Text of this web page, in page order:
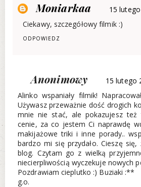
Moniarkaa
15
Ciekawy, szczegółowy filmik :)
ODPOWIEDZ
Anonimowy
15 lutego
Alinko wspaniały filmik!
Używasz przeważnie dość drogich
mnie nie stać, ale pokazujesz też
cenie, za co jestem Ci naprawdę
makijażowe triki i inne porady..
bardzo mi się przydało. Cieszę
blog. Czytam go z wielką
niecierpliwością wyczekuje nowych
Pozdrawiam cieplutko :) Buziaki :**
g.o.